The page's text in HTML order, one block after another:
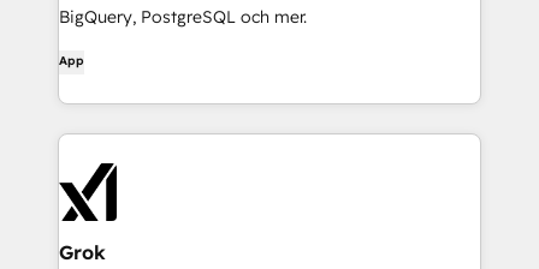
BigQuery, PostgreSQL och mer.
App
Grok